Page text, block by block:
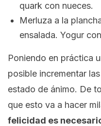
quark con nueces.
Merluza a la
ensalada. Yogur
Poniendo en práctica
posible incrementar
estado de ánimo. De
que esto va a hacer
felicidad es